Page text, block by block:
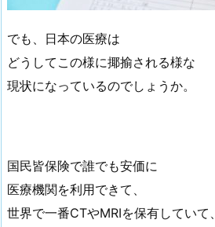
でも、日本の医療は
どうしてこの様に揶揄される様な
現状になっているのでしょうか。
国民皆保険で誰でも安価に
医療機関を利用できて、
世界で一番CTやMRIを保有していて、